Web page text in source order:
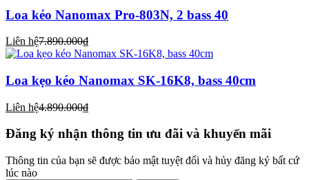
Loa kéo Nanomax Pro-803N, 2 bass 40
Liên hệ7.890.000₫
Loa kẹo kéo Nanomax SK-16K8, bass 40cm
Liên hệ4.890.000₫
Đăng ký nhận thông tin ưu đãi và khuyến mãi
Thông tin của bạn sẽ được bảo mật tuyệt đối và hủy đăng ký bất cứ
lúc nào